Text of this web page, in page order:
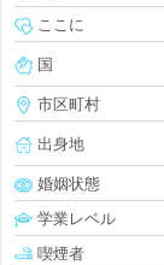
ここに
国
市区町村
出身地
婚姻状態
学業レベル
喫煙者